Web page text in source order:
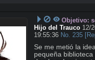
Objetivo:
Hijo del Trauco 12/
19:55:36 No. 235
Se me metió la
pequeña biblioteca